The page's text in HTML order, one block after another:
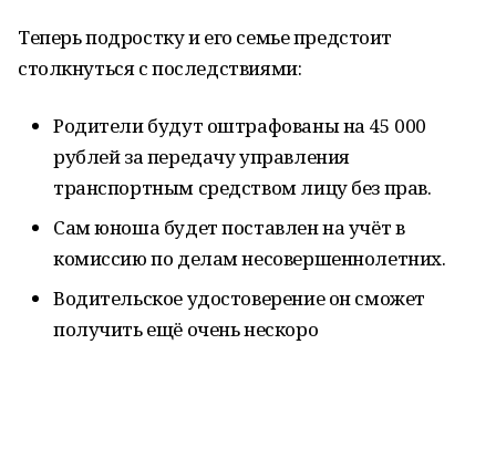
Теперь подростку и его семье предстоит
столкнуться с последствиями:
Родители будут оштрафованы на 45 000
рублей за передачу управления
транспортным средством лицу без прав.
Сам юноша будет поставлен на учёт в
комиссию по делам несовершеннолетних.
Водительское удостоверение он сможет
получить ещё очень нескоро